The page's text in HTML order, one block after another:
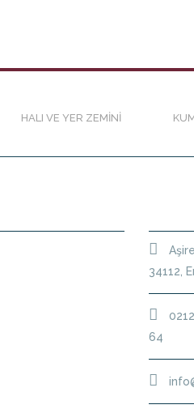
HALI VE YER ZEMINI
34112,
64